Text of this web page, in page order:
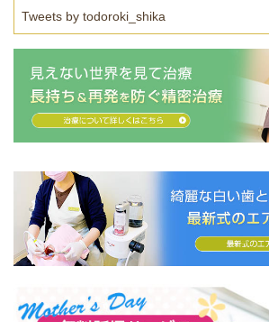
Tweets by todoroki_shika